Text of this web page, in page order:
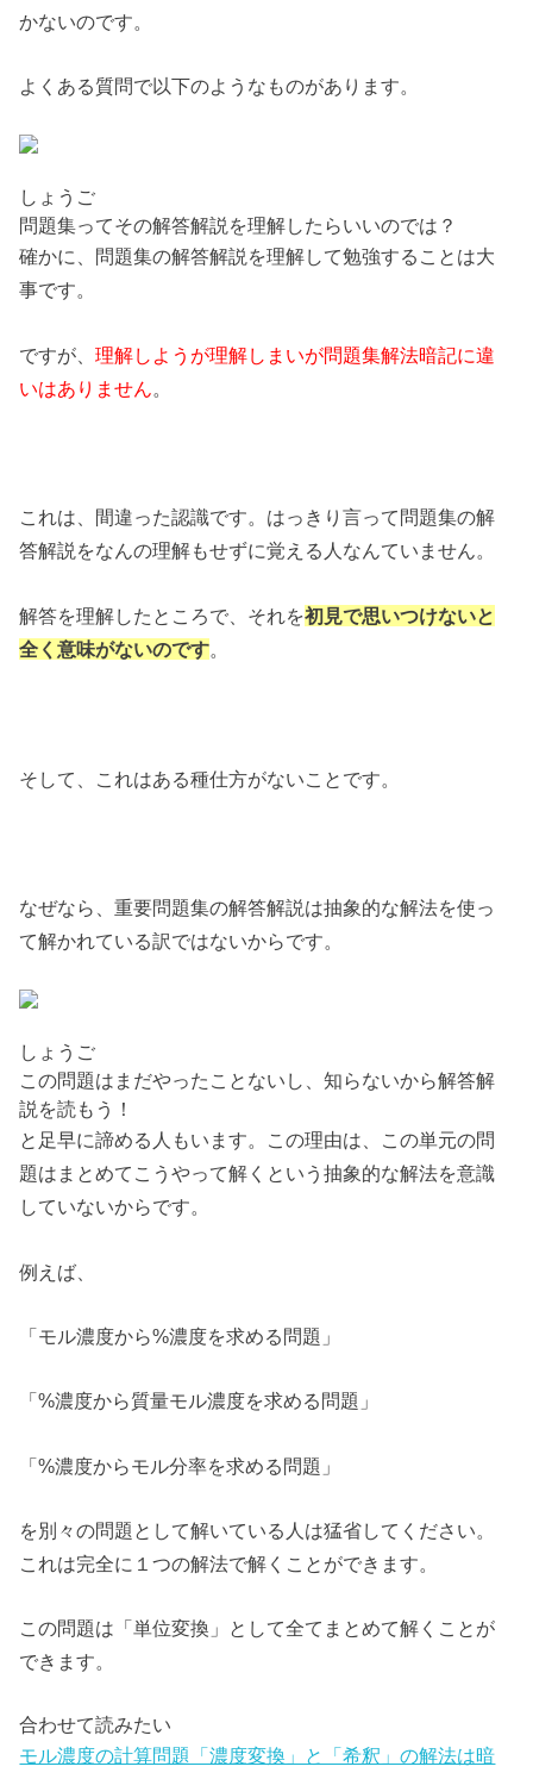
かないのです。
よくある質問で以下のようなものがあります。
しょうご
問題集ってその解答解説を理解したらいいのでは？
確かに、問題集の解答解説を理解して勉強することは大
事です。
ですが、理解しようが理解しまいが問題集解法暗記に違
いはありません。
これは、間違った認識です。はっきり言って問題集の解
答解説をなんの理解もせずに覚える人なんていません。
解答を理解したところで、それを初見で思いつけないと
全く意味がないのです。
そして、これはある種仕方がないことです。
なぜなら、重要問題集の解答解説は抽象的な解法を使っ
て解かれている訳ではないからです。
しょうご
この問題はまだやったことないし、知らないから解答解
説を読もう！
と足早に諦める人もいます。この理由は、この単元の問
題はまとめてこうやって解くという抽象的な解法を意識
していないからです。
例えば、
「モル濃度から%濃度を求める問題」
「%濃度から質量モル濃度を求める問題」
「%濃度からモル分率を求める問題」
を別々の問題として解いている人は猛省してください。
これは完全に１つの解法で解くことができます。
この問題は「単位変換」として全てまとめて解くことが
できます。
合わせて読みたい
モル濃度の計算問題「濃度変換」と「希釈」の解法は暗